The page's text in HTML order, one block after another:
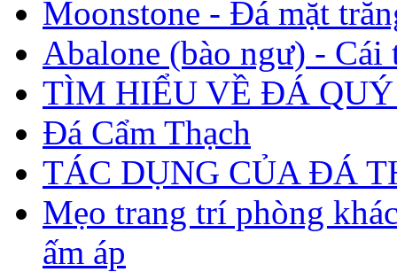
Moonstone - Đá mặt
Abalone (bào ngư) - Cái
TÌM HIỂU VỀ ĐÁ QUÝ
Đá Cẩm Thạch
TÁC DỤNG CỦA ĐÁ
Mẹo trang trí phòng
ấm áp